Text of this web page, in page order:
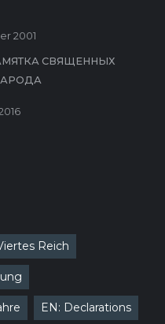
2001
СВЯЩЕННЫХ
Reich
EN: Declarations